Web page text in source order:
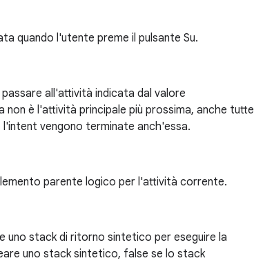
quando l'utente preme il pulsante Su.
all'attività indicata dal valore
è l'attività principale più prossima, anche tutte
vengono terminate anch'essa.
parente logico per l'attività corrente.
uno stack di ritorno sintetico per eseguire la
uno stack sintetico, false se lo stack